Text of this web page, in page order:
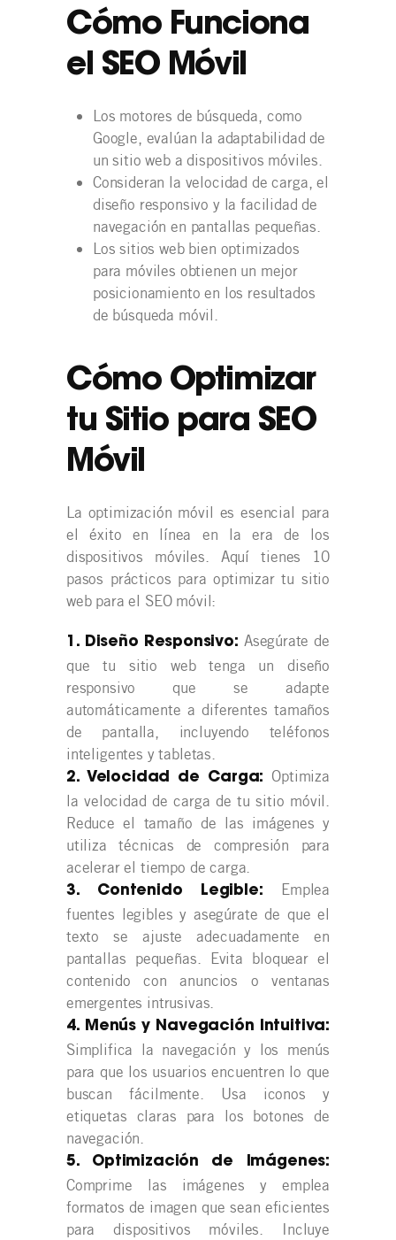
Cómo Funciona
el SEO Móvil
Los motores de búsqueda, como
Google, evalúan la adaptabilidad de
un sitio web a dispositivos móviles.
Consideran la velocidad de carga, el
diseño responsivo y la facilidad de
navegación en pantallas pequeñas.
Los sitios web bien optimizados
para móviles obtienen un mejor
posicionamiento en los resultados
de búsqueda móvil.
Cómo Optimizar
tu Sitio para SEO
Móvil
La optimización móvil es esencial para
el éxito en línea en la era de los
dispositivos móviles. Aquí tienes 10
pasos prácticos para optimizar tu sitio
web para el SEO móvil:
1. Diseño Responsivo: Asegúrate de
que tu sitio web tenga un diseño
responsivo que se adapte
automáticamente a diferentes tamaños
de pantalla, incluyendo teléfonos
inteligentes y tabletas.
2. Velocidad de Carga:
Optimiza
la velocidad de carga de tu sitio móvil.
Reduce el tamaño de las imágenes y
utiliza técnicas de compresión para
acelerar el tiempo de carga.
3. Contenido Legible:
Emplea
fuentes legibles y asegúrate de que el
texto se ajuste adecuadamente en
pantallas pequeñas. Evita bloquear el
contenido con anuncios o ventanas
emergentes intrusivas.
4. Menús y Navegación Intuitiva:
Simplifica la navegación y los menús
para que los usuarios encuentren lo que
buscan fácilmente. Usa iconos y
etiquetas claras para los botones de
navegación.
5. Optimización de Imágenes:
Comprime las imágenes y emplea
formatos de imagen que sean eficientes
para dispositivos móviles. Incluye